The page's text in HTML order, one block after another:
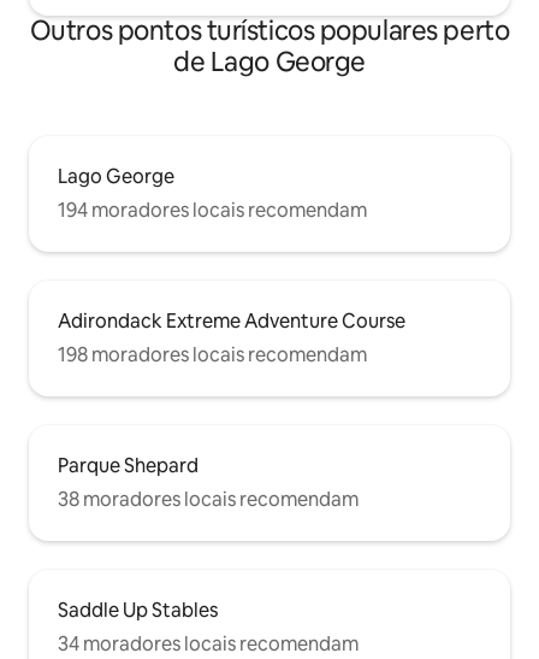
Outros pontos turísticos populares perto
de Lago George
Lago George
194 moradores locais recomendam
Adirondack Extreme Adventure Course
198 moradores locais recomendam
Parque Shepard
38 moradores locais recomendam
Saddle Up Stables
34 moradores locais recomendam